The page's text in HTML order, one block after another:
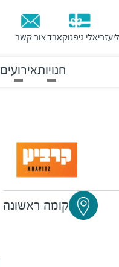
עזריאלי גיפטקארדצור קשר
חנויותאירועים
קומה ראשונה